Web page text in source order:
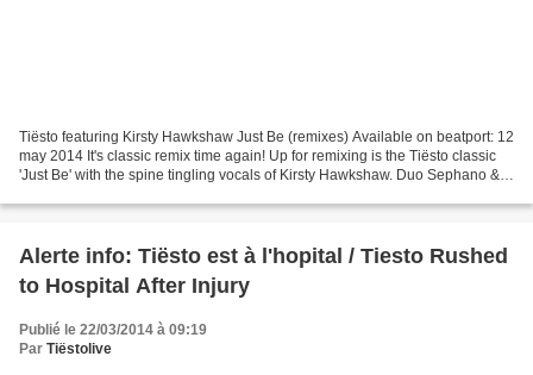
Tiësto featuring Kirsty Hawkshaw Just Be (remixes) Available on beatport: 12
may 2014 It's classic remix time again! Up for remixing is the Tiësto classic
'Just Be' with the spine tingling vocals of Kirsty Hawkshaw. Duo Sephano &
Alerte info: Tiësto est à l'hopital / Tiesto Rushed
to Hospital After Injury
Publié le 22/03/2014 à 09:19
Par Tiëstolive